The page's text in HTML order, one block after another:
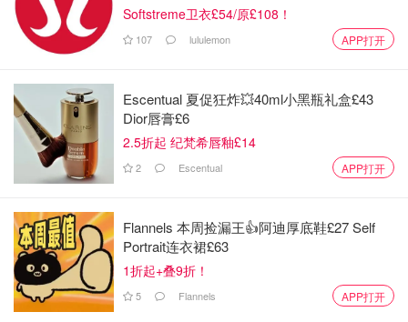
Softstreme卫衣£54/原£108！
107 lululemon APP打开
Escentual 夏促狂炸💥40ml小黑瓶礼盒£43
Dior唇膏£6
2.5折起 纪梵希唇釉£14
2 Escentual APP打开
Flannels 本周捡漏王👍阿迪厚底鞋£27 Self
Portrait连衣裙£63
1折起+叠9折！
5 Flannels APP打开